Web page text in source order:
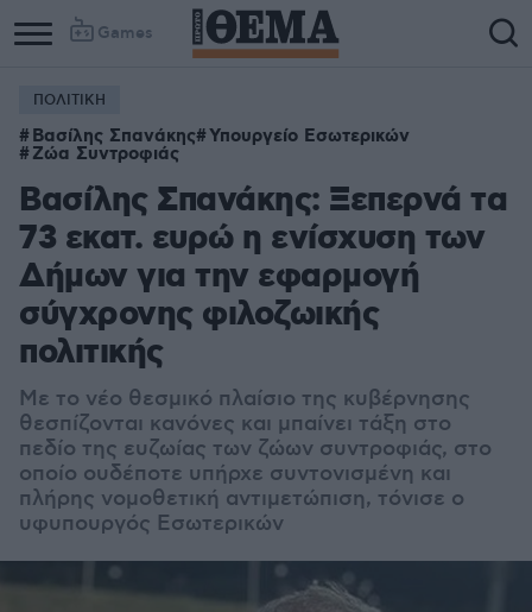
Games
ΠΟΛΙΤΙΚΗ
Βασίλης Σπανάκης Υπουργείο Εσωτερικών
Ζώα Συντροφιάς
Βασίλης Σπανάκης: Ξεπερνά τα
73 εκατ. ευρώ η ενίσχυση των
Δήμων για την εφαρμογή
σύγχρονης φιλοζωικής
πολιτικής
Με το νέο θεσμικό πλαίσιο της κυβέρνησης
θεσπίζονται κανόνες και μπαίνει τάξη στο
πεδίο της ευζωίας των ζώων συντροφιάς, στο
οποίο ουδέποτε υπήρχε συντονισμένη και
πλήρης νομοθετική αντιμετώπιση, τόνισε ο
υφυπουργός Εσωτερικών